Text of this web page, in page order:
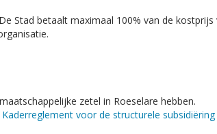
Stad betaalt maximaal 100% van de
zetel in Roeselare hebben.
Kaderreglement voor de structurele